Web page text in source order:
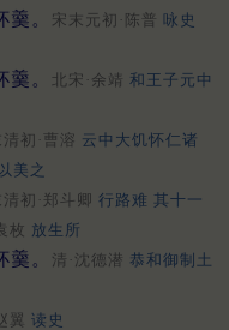
。 宋末元初·陈普 咏史
。 北宋·余靖 和王子元中
初·曹溶 云中大饥怀仁诸
美之
初·郑斗卿 行路难 其十一
枚 放生所
。 清·沈德潜 恭和御制土
翼 读史